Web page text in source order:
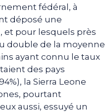
fédéral, à
déposé une
et pour lesquels près
double de la moyenne
ayant connu le taux
des pays
la Sierra Leone
pourtant
aussi, essuyé un